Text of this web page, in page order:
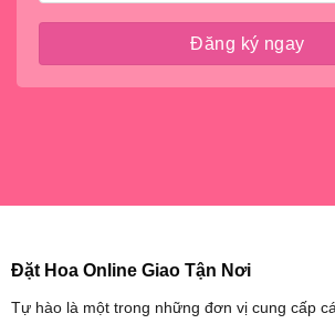
Đặt Hoa Online Giao Tận Nơi
Tự hào là một trong những đơn vị cung cấp